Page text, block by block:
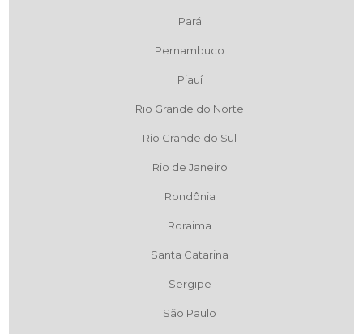
Pará
Pernambuco
Piauí
Rio Grande do Norte
Rio Grande do Sul
Rio de Janeiro
Rondônia
Roraima
Santa Catarina
Sergipe
São Paulo